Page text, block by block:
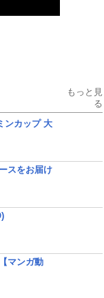
もっと見
る
ンカップ 大
スをお届け
マンガ動